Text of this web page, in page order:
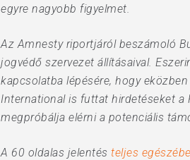
egyre nagyobb figyelmet.
Az Amnesty riportjáról beszámoló
jogvédő szervezet állításaival.
kapcsolatba lépésére, hogy
International is futtat hirdetéseket a
megpróbálja elérni a potenciális
A 60 oldalas jelentés teljes